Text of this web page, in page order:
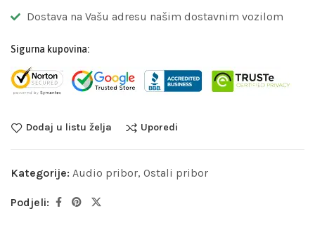
Dostava na Vašu adresu našim dostavnim vozilom
Sigurna kupovina:
Dodaj u listu želja Uporedi
Kategorije: Audio pribor, Ostali pribor
Podjeli: